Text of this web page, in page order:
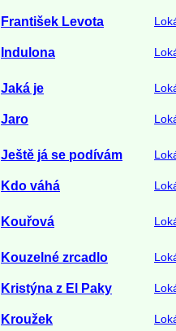
František Levota
Indulona
Jaká je
Jaro
Ještě já se podívám
Kdo váhá
Kouřová
Kouzelné zrcadlo
Kristýna z El Paky
Kroužek